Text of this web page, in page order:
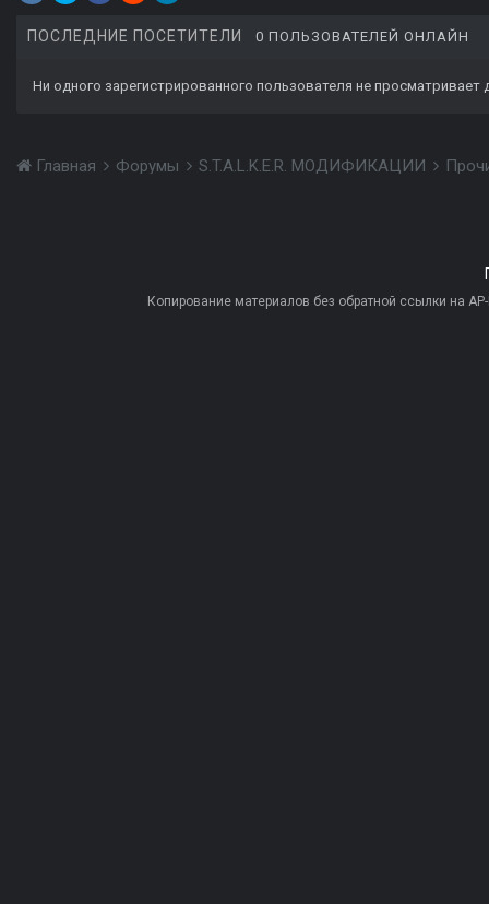
ПОСЛЕДНИЕ ПОСЕТИТЕЛИ 0 ПОЛЬЗОВАТЕЛЕЙ ОНЛАЙН
Ни одного зарегистрированного пользователя не просматривает
Главная Форумы S.T.A.L.K.E.R. МОДИФИКАЦИИ
Копирование материалов без обратной ссылки на